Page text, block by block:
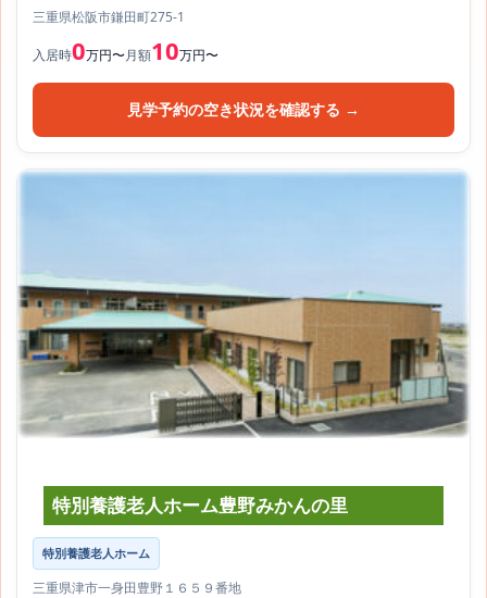
三重県松阪市鎌田町275-1
入居時0万円〜月額10万円〜
見学予約の空き状況を確認する →
特別養護老人ホーム豊野みかんの里
特別養護老人ホーム
三重県津市一身田豊野１６５９番地